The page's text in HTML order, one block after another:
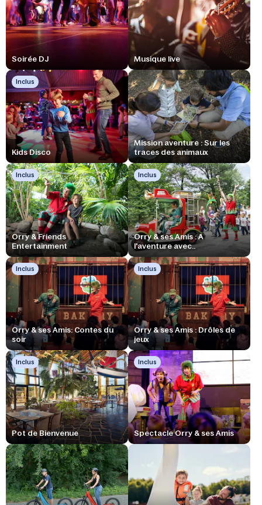
Soirée DJ Musique live
Inclus
Kids Disco
Mission aventure : Sur les
traces des animaux
Inclus
Orry & Friends
Entertainment
Inclus
Orry & ses Amis : A
l'aventure avec..
Inclus
Orry & ses Amis: Contes du
soir
Inclus
Orry & ses Amis : Drôles de
jeux
Inclus
Pot de Bienvenue
Inclus
Spectacle Orry & ses Amis